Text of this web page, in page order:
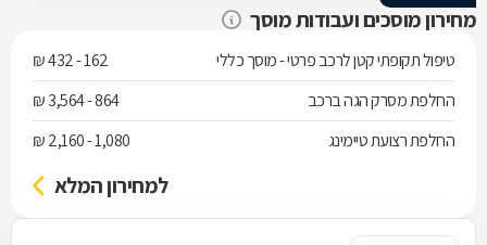
ומדויק. ממליץ מאוד!
מחירון מוסכים ועבודות מוסך
טיפול תקופתי קטן לרכב פרטי - מוסך כללי
162 - 432 ₪
החלפת מסרק הגה ברכב
864 - 3,564 ₪
החלפת רצועת טיימינג
1,080 - 2,160 ₪
למחירון המלא